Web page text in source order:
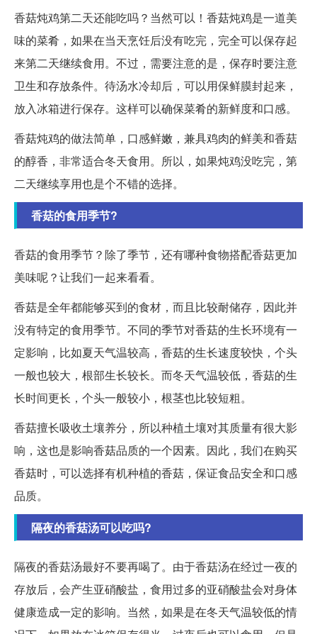
香菇炖鸡第二天还能吃吗？当然可以！香菇炖鸡是一道美
味的菜肴，如果在当天烹饪后没有吃完，完全可以保存起
来第二天继续食用。不过，需要注意的是，保存时要注意
卫生和存放条件。待汤水冷却后，可以用保鲜膜封起来，
放入冰箱进行保存。这样可以确保菜肴的新鲜度和口感。
香菇炖鸡的做法简单，口感鲜嫩，兼具鸡肉的鲜美和香菇
的醇香，非常适合冬天食用。所以，如果炖鸡没吃完，第
二天继续享用也是个不错的选择。
香菇的食用季节?
香菇的食用季节？除了季节，还有哪种食物搭配香菇更加
美味呢？让我们一起来看看。
香菇是全年都能够买到的食材，而且比较耐储存，因此并
没有特定的食用季节。不同的季节对香菇的生长环境有一
定影响，比如夏天气温较高，香菇的生长速度较快，个头
一般也较大，根部生长较长。而冬天气温较低，香菇的生
长时间更长，个头一般较小，根茎也比较短粗。
香菇擅长吸收土壤养分，所以种植土壤对其质量有很大影
响，这也是影响香菇品质的一个因素。因此，我们在购买
香菇时，可以选择有机种植的香菇，保证食品安全和口感
品质。
隔夜的香菇汤可以吃吗?
隔夜的香菇汤最好不要再喝了。由于香菇汤在经过一夜的
存放后，会产生亚硝酸盐，食用过多的亚硝酸盐会对身体
健康造成一定的影响。当然，如果是在冬天气温较低的情